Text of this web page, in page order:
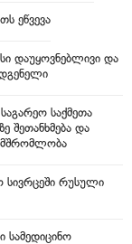
ეწვევა
დაუყოვნებლივი და
საქმეთა
შეთანხმება და
სივრცეში რუსული
სამედიცინო